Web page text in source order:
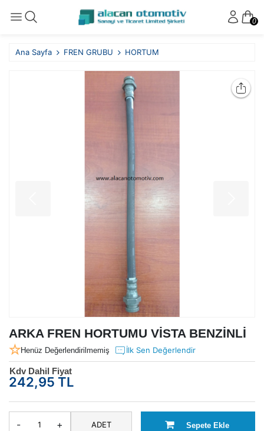
0
Ana Sayfa FREN GRUBU HORTUM
ARKA FREN HORTUMU VİSTA BENZİNLİ
Henüz Değerlendirilmemiş İlk Sen Değerlendir
Kdv Dahil Fiyat
242,95 TL
- + ADET Sepete Ekle